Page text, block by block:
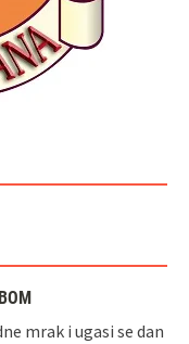
mrak i ugasi se dan